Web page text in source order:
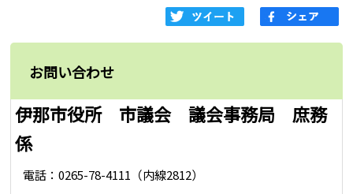
お問い合わせ
伊那市役所 市議会 議会事務局 庶務
係
電話：0265-78-4111（内線2812）